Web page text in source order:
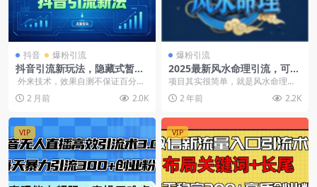
抖音 爆粉引流
抖音引流新玩法，隐藏式暂停
留钩子（飞书文档教程）
外来技术，效果自测不保证百分百
可以 会员可免费获取全站资...
2 月前 2.0K
爆粉引流
2025最新风水命理引流，可矩
阵工作室
项目其实很简单，就是风水命理测
算赚收益，包含的有:八字、运势财
运、婚姻、吉日等等...
2 年前 2.2K
VIP VIP